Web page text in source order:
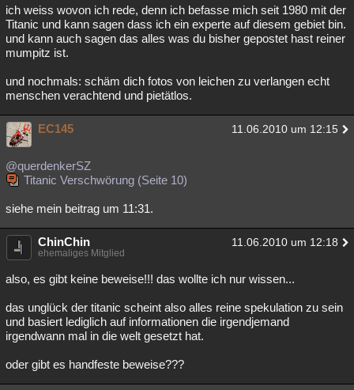
ich weiss wovon ich rede, denn ich befasse mich seit 1980 mit der
Titanic und kann sagen dass ich ein experte auf diesem gebiet bin.
und kann auch sagen das alles was du bisher gepostet hast reiner
mumpitz ist.
und nochmals: schäm dich fotos von leichen zu verlangen echt
menschen verachtend und pietätlos.
EC145 11.06.2010 um 12:15
@querdenkerSZ
Titanic Verschwörung (Seite 10)
siehe mein beitrag um 11:31.
ChinChin 11.06.2010 um 12:18
ehemaliges Mitglied
also, es gibt keine beweise!!! das wollte ich nur wissen...
das unglück der titanic scheint also alles reine spekulation zu sein
und basiert lediglich auf informationen die irgendjemand
irgendwann mal in die welt gesetzt hat.
oder gibt es handfeste beweise???